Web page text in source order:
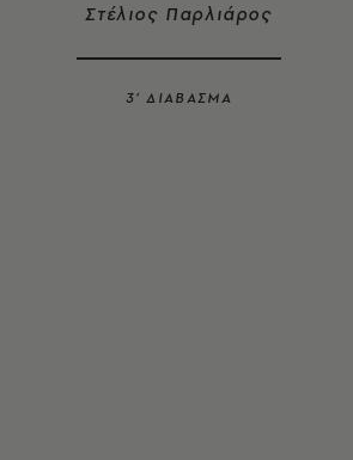
Στέλιος Παρλιάρος
3’ ΔΙΑΒΑΣΜΑ